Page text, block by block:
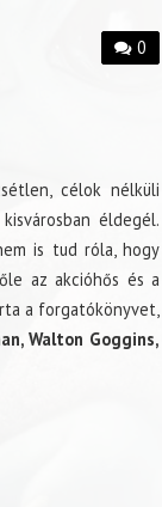
0
célok nélküli
éldegél.
is tud róla, hogy
az akcióhős és a
a forgatókönyvet,
Walton Goggins,